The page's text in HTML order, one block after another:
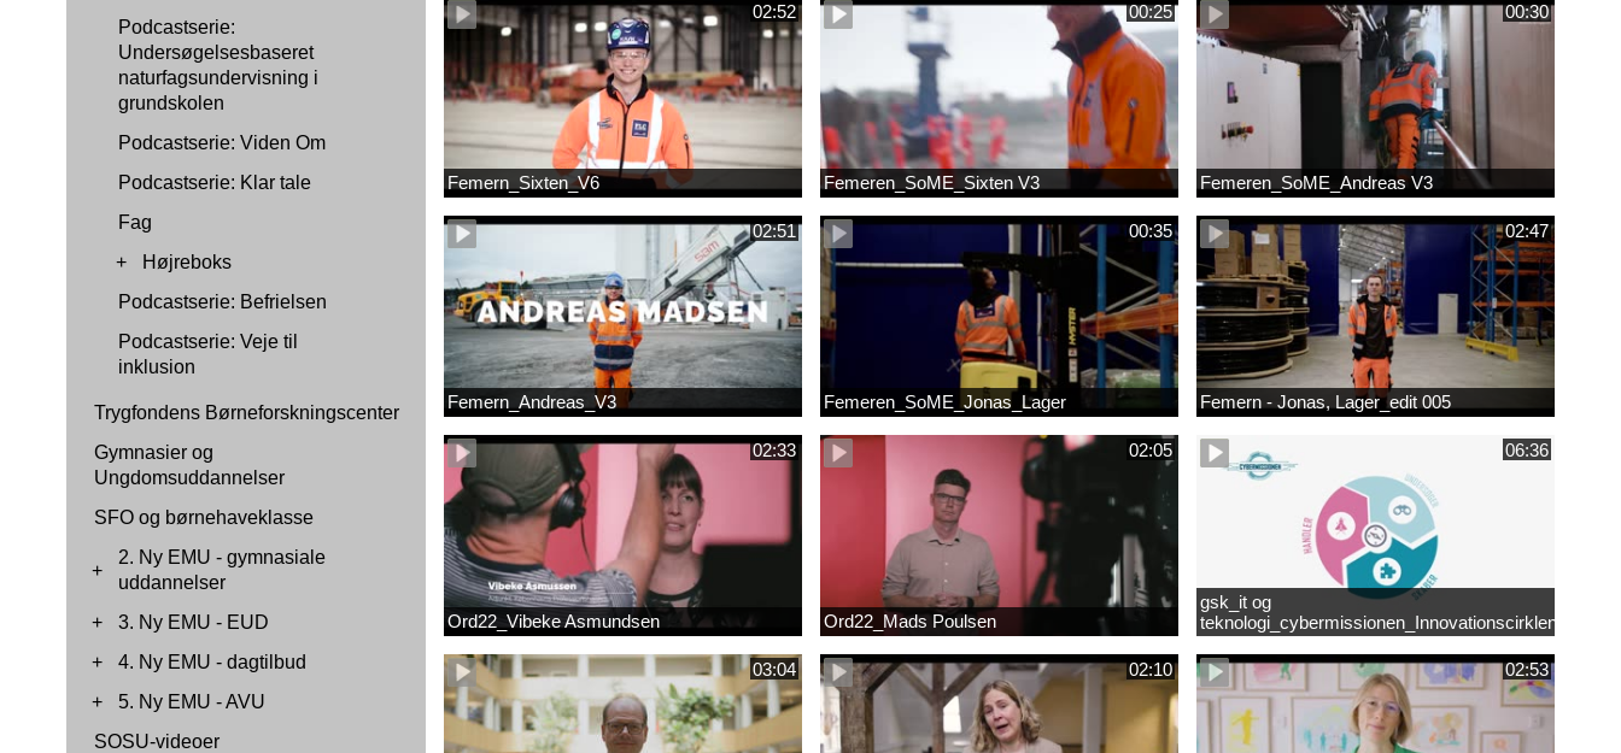
Podcastserie:
Undersøgelsesbaseret
naturfagsundervisning i
grundskolen
Podcastserie: Viden Om
Podcastserie: Klar tale
Fag
+
Højreboks
Podcastserie: Befrielsen
Podcastserie: Veje til
inklusion
Trygfondens Børneforskningscenter
Gymnasier og
Ungdomsuddannelser
SFO og børnehaveklasse
+
2. Ny EMU - gymnasiale
uddannelser
+
3. Ny EMU - EUD
+
4. Ny EMU - dagtilbud
+
5. Ny EMU - AVU
SOSU-videoer
02:52
Femern_Sixten_V6
00:25
Femeren_SoME_Sixten V3
00:30
Femeren_SoME_Andreas V3
02:51
Femern_Andreas_V3
00:35
Femeren_SoME_Jonas_Lager
02:47
Femern - Jonas, Lager_edit 005
02:33
Ord22_Vibeke Asmundsen
02:05
Ord22_Mads Poulsen
06:36
gsk_it og
teknologi_cybermissionen_Innovationscirklen
03:04 02:10 02:53